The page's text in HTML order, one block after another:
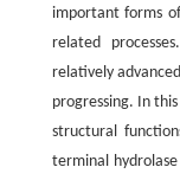
important forms
related
relatively
progressing. In
structural
terminal